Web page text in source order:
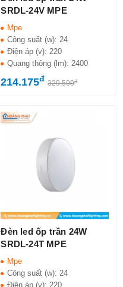
SRDL-24V MPE
Mpe
Công suất (w):24
Điện áp (v):220
Quang thông (lm):2400
214.175đ 329.500đ
Đèn led ốp trần 24W
SRDL-24T MPE
Mpe
Công suất (w):24
Điện áp (v): 220